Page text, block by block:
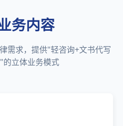
务内容
需求，提供"轻咨询+文书代写
的立体业务模式